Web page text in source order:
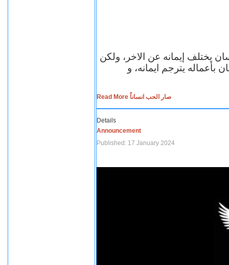
يختلف إيمانه عن الاخر، ولكن
بأعماله يترجم ايمانه، و
Read More صار الحب انساناً
Details
Announcement
Published: 17 January 2024